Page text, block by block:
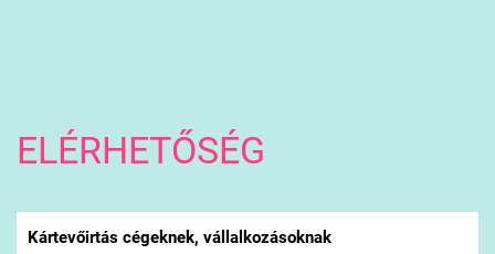
ELÉRHETŐSÉG
Kártevőirtás cégeknek, vállalkozásoknak